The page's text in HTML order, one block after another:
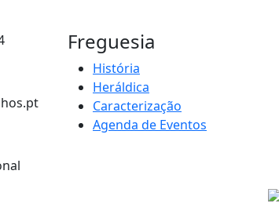
Freguesia
História
Heráldica
Caracterização
Agenda de Eventos